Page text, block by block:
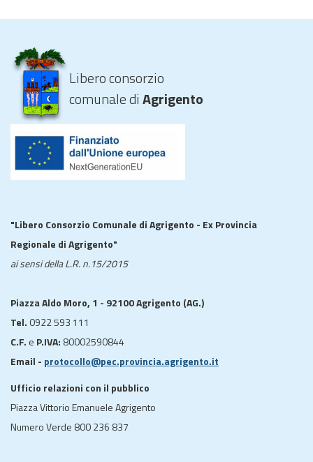
Libero consorzio
comunale diAgrigento
"Libero Consorzio Comunale di Agrigento - Ex Provincia
Regionale di Agrigento"
ai sensi della L.R. n.15/2015
Piazza Aldo Moro, 1 - 92100 Agrigento (AG.)
Tel. 0922 593 111
C.F. e P.IVA: 80002590844
Email - protocollo@pec.provincia.agrigento.it
Ufficio relazioni con il pubblico
Piazza Vittorio Emanuele Agrigento
Numero Verde 800 236 837